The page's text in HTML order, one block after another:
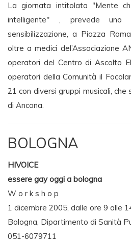
La giornata intitolata "Mente
intelligente" , prevede uno
sensibilizzazione, a Piazza
oltre a medici del’Associazione
operatori del Centro di Ascolto
operatori della Comunità il
21 con diversi gruppi musicali,
di Ancona.
BOLOGNA
HIVOICE
essere gay oggi a bologna
W o r k s h o p
1 dicembre 2005, dalle ore 9 alle
Bologna, Dipartimento di Sanità
051-6079711